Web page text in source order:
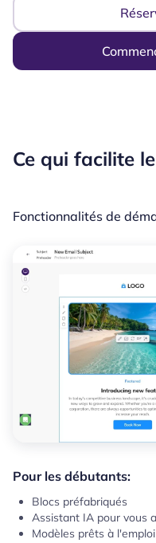
Ce qui facilite
Fonctionnalités de
Pour les débutants:
Blocs préfabriqués
Assistant IA pour vous
Modèles prêts à l'emploi